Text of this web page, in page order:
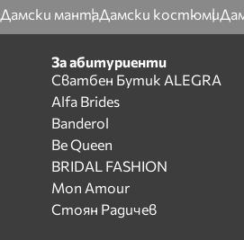
Дамски мантаДамски костюми
За абитуриенти
Сватбен Бутик ALEGRA
Alfa Brides
Banderol
Be Queen
BRIDAL FASHION
Mon Amour
Стоян Радичев